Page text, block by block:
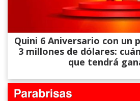
Quini 6 Aniversario con un
3 millones de dólares:
que tendrá